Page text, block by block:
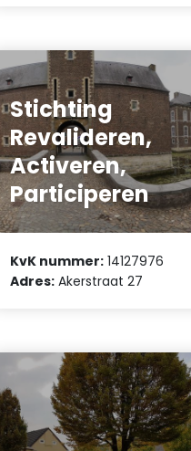
Stichting
Revalideren,
Activeren,
Participeren
KvK nummer: 14127976
Adres: Akerstraat 27